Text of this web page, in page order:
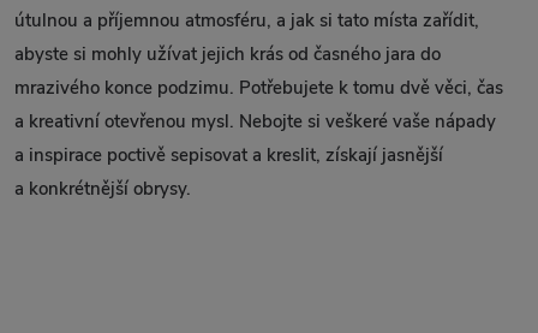
útulnou a příjemnou atmosféru, a jak si tato místa zařídit,
abyste si mohly užívat jejich krás od časného jara do
mrazivého konce podzimu. Potřebujete k tomu dvě věci, čas
a kreativní otevřenou mysl. Nebojte si veškeré vaše nápady
a inspirace poctivě sepisovat a kreslit, získají jasnější
a konkrétnější obrysy.